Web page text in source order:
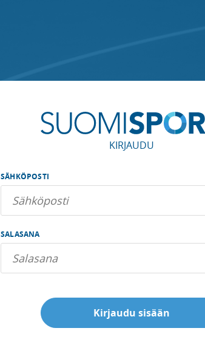
KIRJAUDU
SÄHKÖPOSTI
SALASANA
Kirjaudu sisään